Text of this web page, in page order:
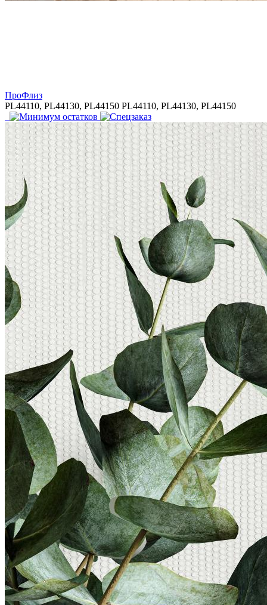
ПроФлиз
PL44110, PL44130, PL44150 PL44110, PL44130, PL44150